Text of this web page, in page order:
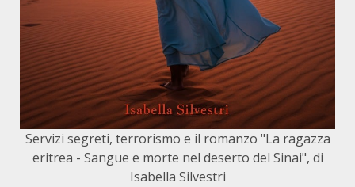
Servizi segreti, terrorismo e il romanzo "La ragazza
eritrea - Sangue e morte nel deserto del Sinai", di
Isabella Silvestri